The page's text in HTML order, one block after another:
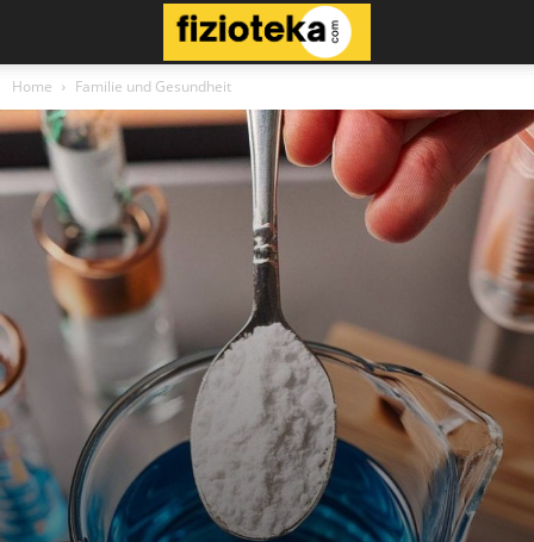
Home Familie und Gesundheit